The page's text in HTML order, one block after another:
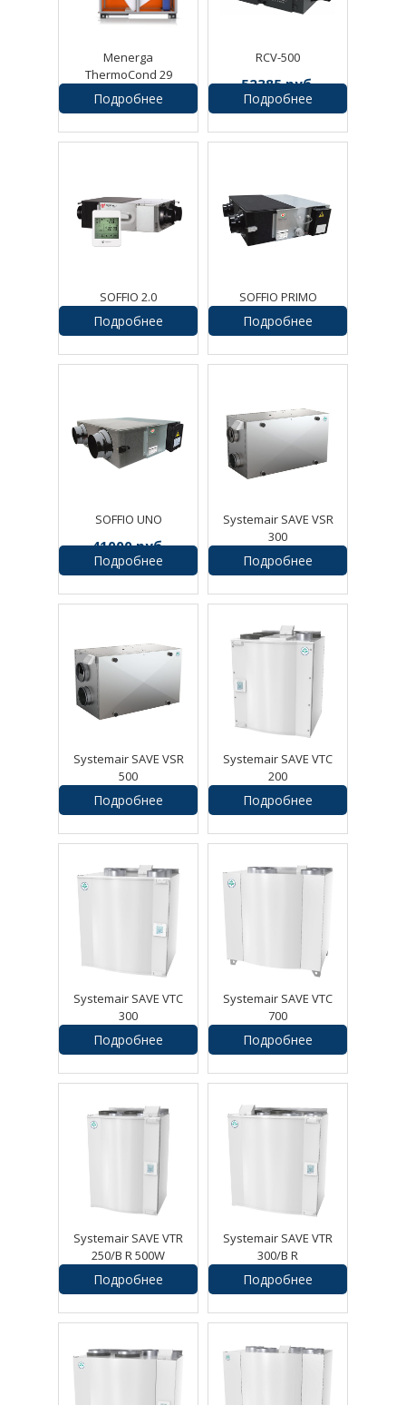
Menerga
ThermoCond 29
0руб.
Подробнее
RCV-500
52385руб.
Подробнее
SOFFIO 2.0
0руб.
Подробнее
SOFFIO PRIMO
56830руб.
Подробнее
SOFFIO UNO
41000руб.
Подробнее
Systemair SAVE VSR
300
212000руб.
Подробнее
Systemair SAVE VSR
500
252500руб.
Подробнее
Systemair SAVE VTC
200
182875руб.
Подробнее
Systemair SAVE VTC
300
234400руб.
Подробнее
Systemair SAVE VTC
700
377800руб.
Подробнее
Systemair SAVE VTR
250/B R 500W
207579руб.
Подробнее
Systemair SAVE VTR
300/B R
243130руб.
Подробнее